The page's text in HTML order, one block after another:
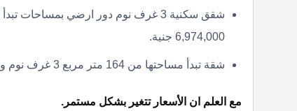
6,974,000 جنية.
شقة تبدأ مساحتها من 164 متر مربع 3 غرف نوم و أيضا بسعر يبدأ من 6,860,000 جنية.
مع العلم ان الأسعار تتغير بشكل مستمر.